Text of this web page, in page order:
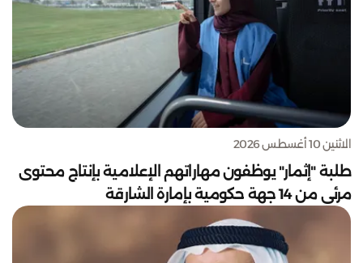
الاثنين 10 أغسطس 2026
طلبة "إثمار" يوظفون مهاراتهم الإعلامية بإنتاج محتوى
مرئي من 14 جهة حكومية بإمارة الشارقة